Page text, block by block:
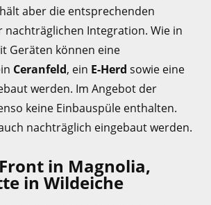
aber die entsprechenden
nachträglichen Integration. Wie in
Geräten können eine
Ceranfeld, ein E-Herd sowie eine
werden. Im Angebot der
keine Einbauspüle enthalten.
nachträglich eingebaut werden.
in Magnolia,
in Wildeiche